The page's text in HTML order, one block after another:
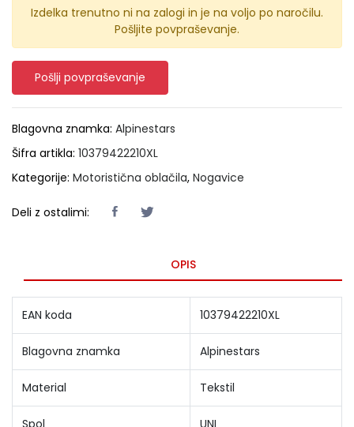
Izdelka trenutno ni na zalogi in je na voljo po naročilu.
Pošljite povpraševanje.
Pošlji povpraševanje
Blagovna znamka: Alpinestars
Šifra artikla: 10379422210XL
Kategorije: Motoristična oblačila, Nogavice
Deli z ostalimi:
OPIS
EAN koda 10379422210XL
Blagovna znamka Alpinestars
Material Tekstil
Spol UNI